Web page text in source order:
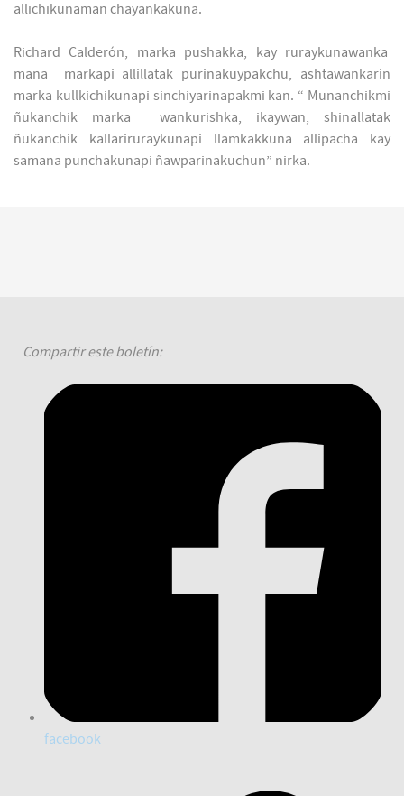
allichikunaman chayankakuna.
Richard Calderón, marka pushakka, kay ruraykunawanka
mana markapi allillatak purinakuypakchu, ashtawankarin
marka kullkichikunapi sinchiyarinapakmi kan. “ Munanchikmi
ñukanchik marka wankurishka, ikaywan, shinallatak
ñukanchik kallariruraykunapi llamkakkuna allipacha kay
samana punchakunapi ñawparinakuchun” nirka.
Compartir este boletín:
facebook